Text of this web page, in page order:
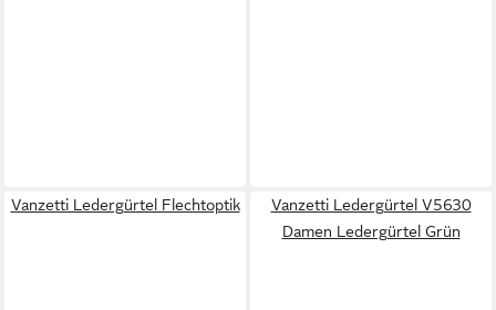
Vanzetti Ledergürtel Flechtoptik
Vanzetti Ledergürtel V5630
Damen Ledergürtel Grün